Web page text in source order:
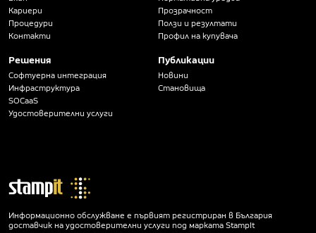
Кариери
Процедури
Контакти
Решения
Софтуерна интеграция
Инфраструктура
SOCaaS
Удостоверителни услуги
Прозрачност
Ползи и резултати
Профил на купувача
Публикации
Новини
Становища
Информационно обслужване е първият регистриран в България
доставчик на удостоверителни услуги под марката StampIt